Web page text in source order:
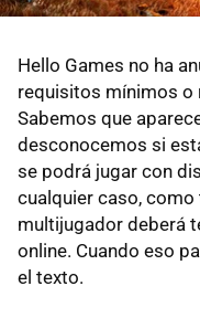
Hello Games no ha
requisitos mínimos o
Sabemos que
desconocemos si
se podrá jugar con
cualquier caso,
multijugador deberá
online. Cuando eso
el texto.